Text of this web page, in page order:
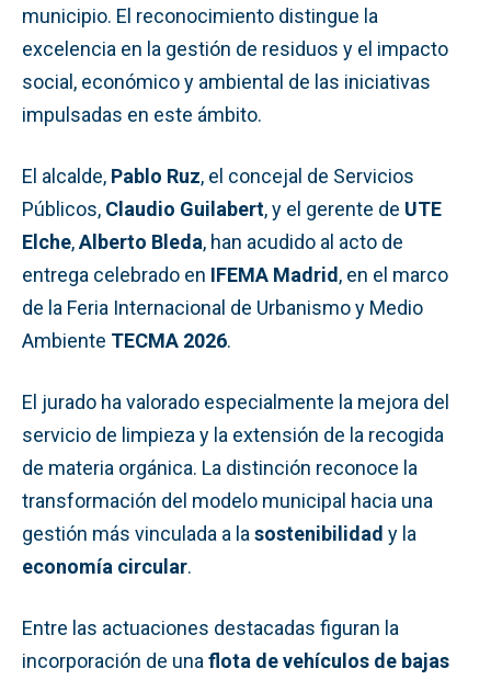
municipio. El reconocimiento distingue la
excelencia en la gestión de residuos y el impacto
social, económico y ambiental de las iniciativas
impulsadas en este ámbito.
El alcalde, Pablo Ruz, el concejal de Servicios
Públicos, Claudio Guilabert, y el gerente de UTE
Elche,Alberto Bleda, han acudido al acto de
entrega celebrado en IFEMA Madrid, en el marco
de la Feria Internacional de Urbanismo y Medio
Ambiente TECMA 2026.
El jurado ha valorado especialmente la mejora del
servicio de limpieza y la extensión de la recogida
de materia orgánica. La distinción reconoce la
transformación del modelo municipal hacia una
gestión más vinculada a la sostenibilidad y la
economía circular.
Entre las actuaciones destacadas figuran la
incorporación de una flota de vehículos de bajas